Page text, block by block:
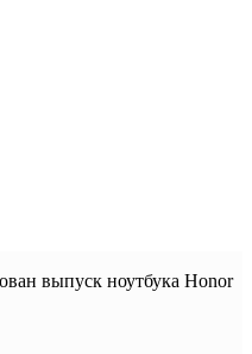
выпуск ноутбука Honor